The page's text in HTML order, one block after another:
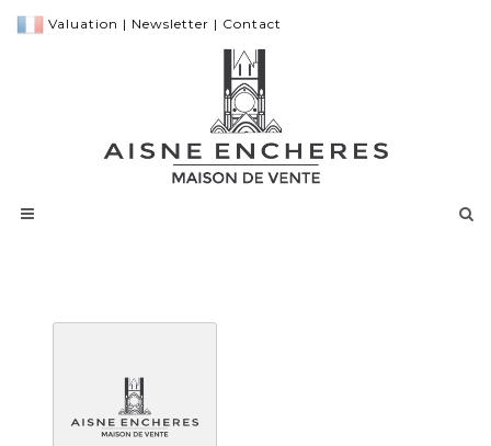
Valuation | Newsletter | Contact